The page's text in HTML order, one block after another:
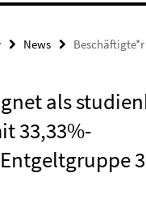
News
als
33,33%-
3